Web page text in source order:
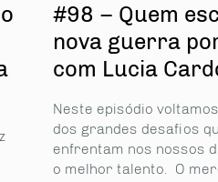
#98 – Quem
nova guerra
com Lucia
Neste episódio
dos grandes desafios
enfrentam nos nossos
o melhor talento. O